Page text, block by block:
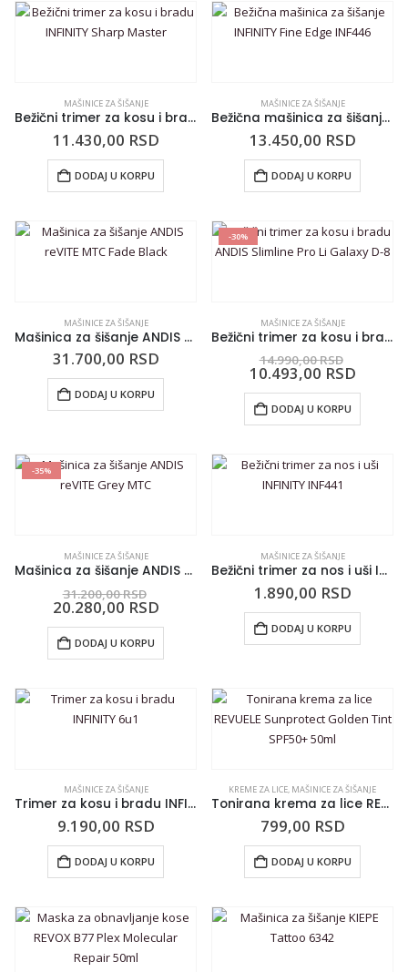
MAŠINICE ZA ŠIŠANJE
Bežični trimer za kosu i bradu INFINITY Sharp Master
11.430,00 RSD
DODAJ U KORPU
MAŠINICE ZA ŠIŠANJE
Bežična mašinica za šišanje INFINITY Fine Edge INF446
13.450,00 RSD
DODAJ U KORPU
MAŠINICE ZA ŠIŠANJE
Mašinica za šišanje ANDIS reVITE MTC Fade Black
31.700,00 RSD
DODAJ U KORPU
-30%
MAŠINICE ZA ŠIŠANJE
Bežični trimer za kosu i bradu ANDIS Slimline Pro Li Galaxy D-8
14.990,00RSD
10.493,00 RSD
DODAJ U KORPU
-35%
MAŠINICE ZA ŠIŠANJE
Mašinica za šišanje ANDIS reVITE Grey MTC
31.200,00RSD
20.280,00 RSD
DODAJ U KORPU
MAŠINICE ZA ŠIŠANJE
Bežični trimer za nos i uši INFINITY INF441
1.890,00 RSD
DODAJ U KORPU
MAŠINICE ZA ŠIŠANJE
Trimer za kosu i bradu INFINITY 6u1
9.190,00 RSD
DODAJ U KORPU
KREME ZA LICE, MAŠINICE ZA ŠIŠANJE
Tonirana krema za lice REVUELE Sunprotect Golden Tint SPF50+ 50ml
799,00 RSD
DODAJ U KORPU